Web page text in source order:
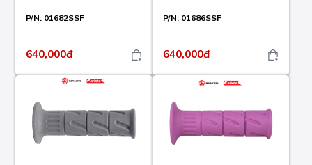
P/N: 01682SSF
640,000đ
P/N: 01686SSF
640,000đ